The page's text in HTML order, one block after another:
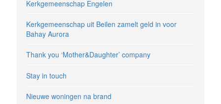
Kerkgemeenschap Engelen
Kerkgemeenschap uit Beilen zamelt geld in voor
Bahay Aurora
Thank you ‘Mother&Daughter’ company
Stay in touch
Nieuwe woningen na brand